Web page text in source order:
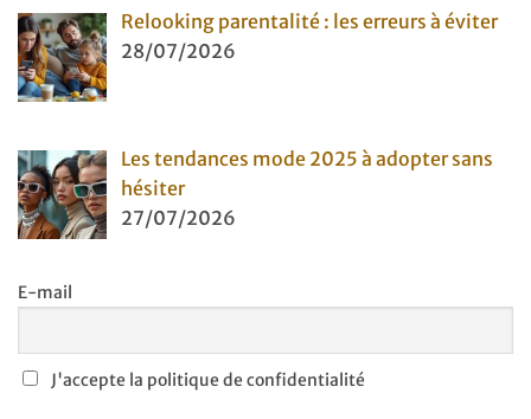
Relooking parentalité : les erreurs à éviter
28/07/2026
Les tendances mode 2025 à adopter sans
hésiter
27/07/2026
E-mail
J'accepte la politique de confidentialité